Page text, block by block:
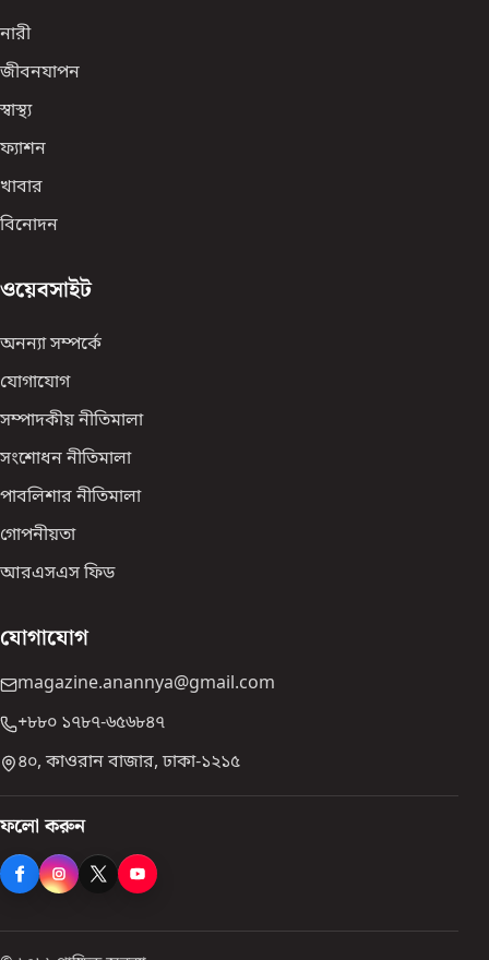
নারী
জীবনযাপন
স্বাস্থ্য
ফ্যাশন
খাবার
বিনোদন
ওয়েবসাইট
অনন্যা সম্পর্কে
যোগাযোগ
সম্পাদকীয় নীতিমালা
সংশোধন নীতিমালা
পাবলিশার নীতিমালা
গোপনীয়তা
আরএসএস ফিড
যোগাযোগ
magazine.anannya@gmail.com
+৮৮০ ১৭৮৭-৬৫৬৮৪৭
৪০, কাওরান বাজার, ঢাকা-১২১৫
ফলো করুন